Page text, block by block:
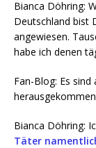
Bian­ca Döh­ring:
Deutsch­land bist
ange­wie­sen.
habe ich denen
Fan-Blog: Es
Bian­ca Döh­ring:
Täter